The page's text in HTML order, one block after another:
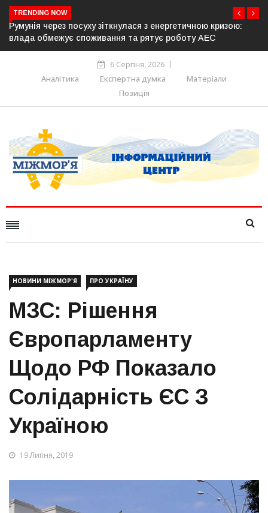
TRENDING NOW
кризою:
АЕС
Латвія готова направити до 20 військових для
розблокування Ормузької протоки
6 Серпня, 2026
Аналітика
Експертна думка
Матеріали
Позиція
НОВИНИ МІЖМОР'Я ПРО УКРАЇНУ
МЗС: Рішення
Європарламенту
Щодо РФ Показало
Солідарність ЄС З
Україною
19 Липня, 2019